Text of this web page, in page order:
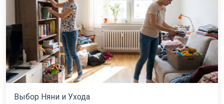
Выбор Няни и Ухода